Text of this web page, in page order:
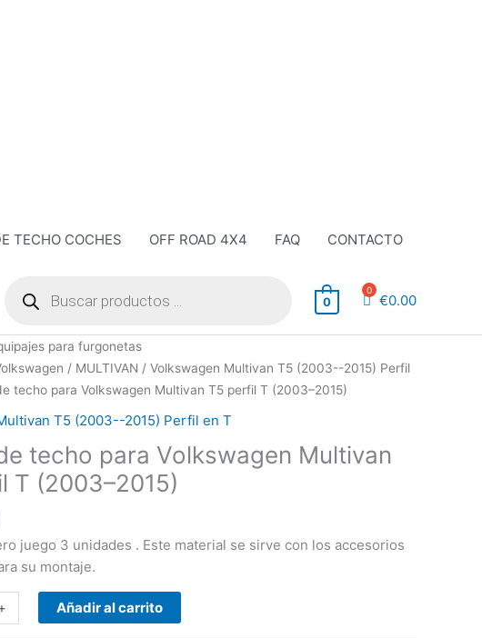
TECHO COCHES OFF ROAD 4X4 FAQ
CONTACTO
productos 0 €0.00
para furgonetas
/ MULTIVAN / Volkswagen Multivan T5 (2003--2015) Perfil
techo para Volkswagen Multivan T5 perfil T (2003–2015)
T5 (2003--2015) Perfil en T
techo para Volkswagen Multivan
T (2003–2015)
juego 3 unidades . Este material se sirve con los accesorios
su montaje.
Añadir al carrito